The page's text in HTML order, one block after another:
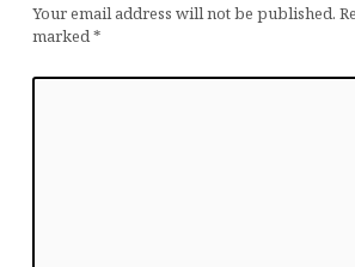
Your email address will not be published.
marked *